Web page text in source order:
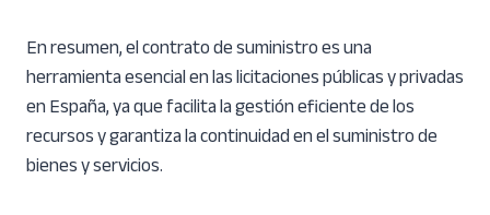
En resumen, el contrato de suministro es una
herramienta esencial en las licitaciones públicas y privadas
en España, ya que facilita la gestión eficiente de los
recursos y garantiza la continuidad en el suministro de
bienes y servicios.